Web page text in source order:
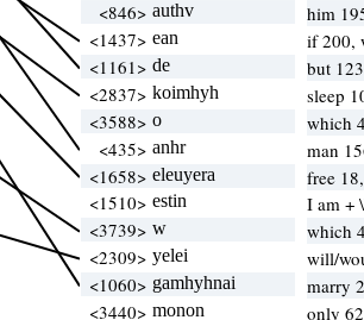
<846> authv
him
<1437> ean
if 200,
<1161> de
but
<2837> koimhyh
sleep
<3588> o
which
<435> anhr
man
<1658> eleuyera
free
<1510> estin
I am +
<3739> w
which
<2309> yelei
will/
<1060> gamhyhnai
marry
<3440> monon
only